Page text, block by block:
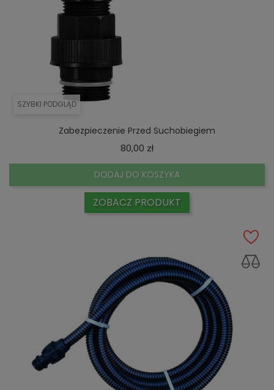
SZYBKI PODGLĄD
Zabezpieczenie Przed Suchobiegiem
80,00 złCena
DODAJ DO KOSZYKA
ZOBACZ PRODUKT